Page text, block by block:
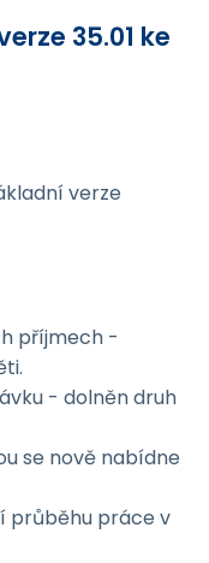
35.01 ke
verze
příjmech -
- dolněn druh
se nově nabídne
průběhu práce v